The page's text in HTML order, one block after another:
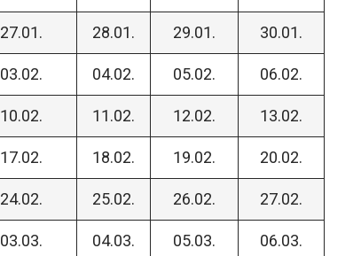
27.01. 28.01. 29.01. 30.01.
03.02. 04.02. 05.02. 06.02.
10.02. 11.02. 12.02. 13.02.
17.02. 18.02. 19.02. 20.02.
24.02. 25.02. 26.02. 27.02.
03.03. 04.03. 05.03. 06.03.